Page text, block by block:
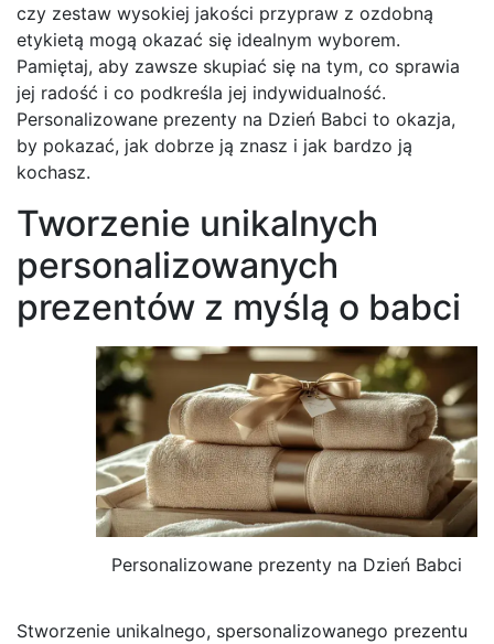
czy zestaw wysokiej jakości przypraw z ozdobną
etykietą mogą okazać się idealnym wyborem.
Pamiętaj, aby zawsze skupiać się na tym, co sprawia
jej radość i co podkreśla jej indywidualność.
Personalizowane prezenty na Dzień Babci to okazja,
by pokazać, jak dobrze ją znasz i jak bardzo ją
kochasz.
Tworzenie unikalnych
personalizowanych
prezentów z myślą o babci
Personalizowane prezenty na Dzień Babci
Stworzenie unikalnego, spersonalizowanego prezentu